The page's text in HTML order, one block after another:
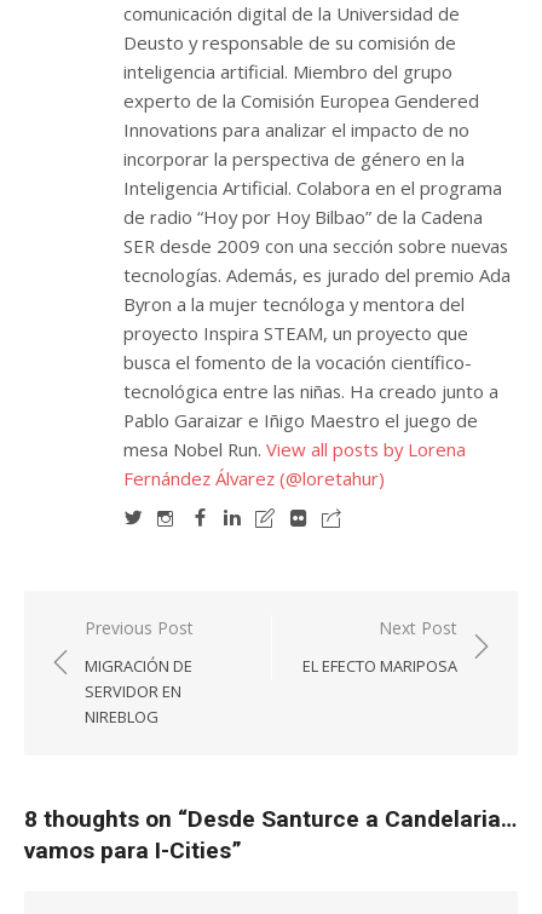
comunicación digital de la Universidad de
Deusto y responsable de su comisión de
inteligencia artificial. Miembro del grupo
experto de la Comisión Europea Gendered
Innovations para analizar el impacto de no
incorporar la perspectiva de género en la
Inteligencia Artificial. Colabora en el programa
de radio “Hoy por Hoy Bilbao” de la Cadena
SER desde 2009 con una sección sobre nuevas
tecnologías. Además, es jurado del premio Ada
Byron a la mujer tecnóloga y mentora del
proyecto Inspira STEAM, un proyecto que
busca el fomento de la vocación científico-
tecnológica entre las niñas. Ha creado junto a
Pablo Garaizar e Iñigo Maestro el juego de
mesa Nobel Run. View all posts by Lorena
Fernández Álvarez (@loretahur)
Navegación
de
entradas
Previous Post
MIGRACIÓN DE
SERVIDOR EN
NIREBLOG
Next Post
EL EFECTO MARIPOSA
8 thoughts on “Desde Santurce a Candelaria…
vamos para I-Cities”